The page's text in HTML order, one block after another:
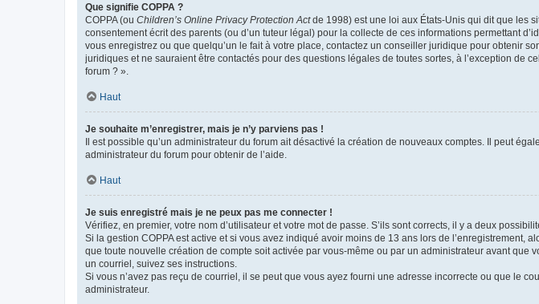
Que signifie COPPA ?
COPPA (ou Children’s Online Privacy Protection Actde 1998) est une loi aux États-Unis qui dit que les
consentement écrit des parents (ou d’un tuteur légal) pour la collecte de ces informations permettant
vous enregistrez ou que quelqu’un le fait à votre place, contactez un conseiller juridique pour obtenir
juridiques et ne sauraient être contactés pour des questions légales de toutes sortes, à l’exception
forum ? ».
Haut
Je souhaite m’enregistrer, mais je n’y parviens pas !
Il est possible qu’un administrateur du forum ait désactivé la création de nouveaux comptes. Il peut
administrateur du forum pour obtenir de l’aide.
Haut
Je suis enregistré mais je ne peux pas me connecter !
Vérifiez, en premier, votre nom d’utilisateur et votre mot de passe. S’ils sont corrects, il y a deux
Si la gestion COPPA est active et si vous avez indiqué avoir moins de 13 ans lors de
que toute nouvelle création de compte soit activée par vous-même ou par un administrateur avant
un courriel, suivez ses instructions.
Si vous n’avez pas reçu de courriel, il se peut que vous ayez fourni une adresse incorrecte ou que le
administrateur.